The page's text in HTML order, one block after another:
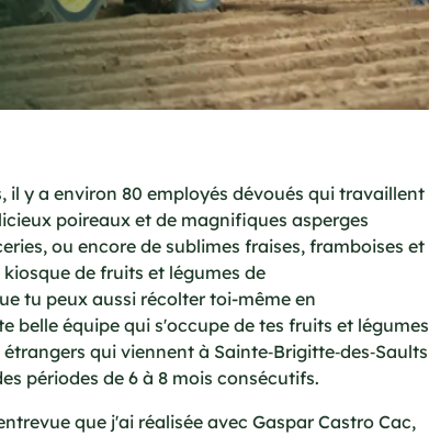
il y a environ 80 employés dévoués qui travaillent
poireaux et de magnifiques asperges
ou encore de sublimes fraises, framboises et
de fruits et légumes de
tu peux aussi récolter toi-même en
belle équipe qui s'occupe de tes fruits et légumes
qui viennent à Sainte‑Brigitte‑des‑Saults
périodes de 6 à 8 mois consécutifs.
que j'ai réalisée avec Gaspar Castro Cac,